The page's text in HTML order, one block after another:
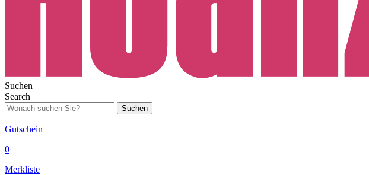
Suchen
Search
Suchen
Gutschein
0
Merkliste